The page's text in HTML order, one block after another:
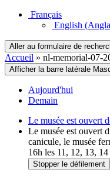
Français
English
Aller au formulaire de
Accueil » nl-memorial-07-
Afficher la barre latérale
Aujourd'hui
Demain
Le musée est ouvert
Le musée est ouvert
canicule, le musée
16h les 11, 12, 13,
Stopper le défilement